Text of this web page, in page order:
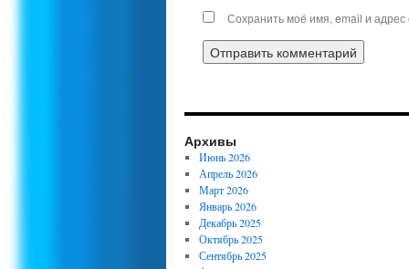
Сохранить моё имя, email и
Архивы
Июнь 2026
Апрель 2026
Март 2026
Январь 2026
Декабрь 2025
Октябрь 2025
Сентябрь 2025